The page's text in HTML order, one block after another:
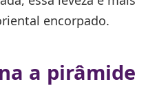
encorpado.
a pirâmide